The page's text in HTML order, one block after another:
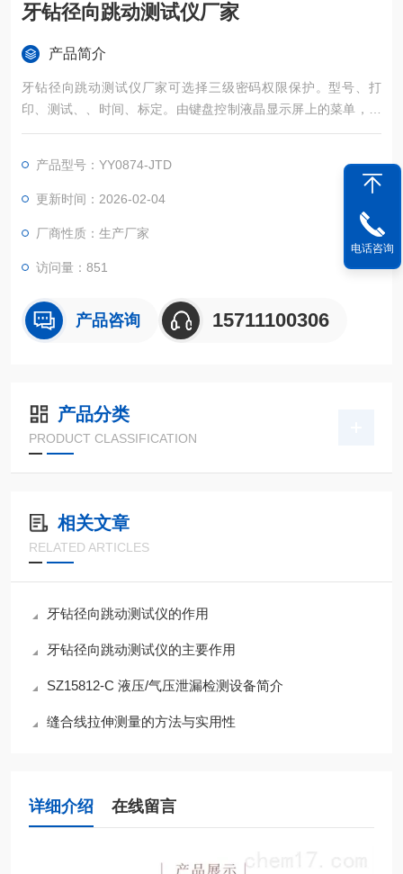
牙钻径向跳动测试仪厂家
产品简介
牙钻径向跳动测试仪厂家可选择三级密码权限保护。型号、打
印、测试、、时间、标定。由键盘控制液晶显示屏上的菜单，自
动输出数据报告，机载打印测试数据。
产品型号：YY0874-JTD
更新时间：2026-02-04
厂商性质：生产厂家
访问量：851
产品咨询 15711100306
产品分类
PRODUCT CLASSIFICATION
相关文章
RELATED ARTICLES
牙钻径向跳动测试仪的作用
牙钻径向跳动测试仪的主要作用
SZ15812-C 液压/气压泄漏检测设备简介
缝合线拉伸测量的方法与实用性
详细介绍 在线留言
电话咨询